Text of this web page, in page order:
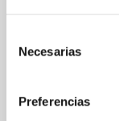
Necesarias
Preferencias